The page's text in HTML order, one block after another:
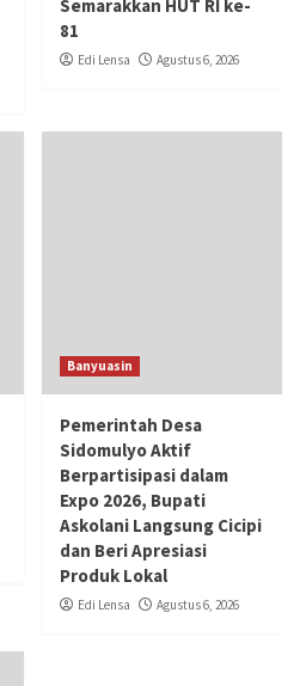
Semarakkan HUT RI ke-
81
Edi Lensa Agustus 6, 2026
Banyuasin
Pemerintah Desa
Sidomulyo Aktif
Berpartisipasi dalam
Expo 2026, Bupati
Askolani Langsung Cicipi
dan Beri Apresiasi
Produk Lokal
Edi Lensa Agustus 6, 2026